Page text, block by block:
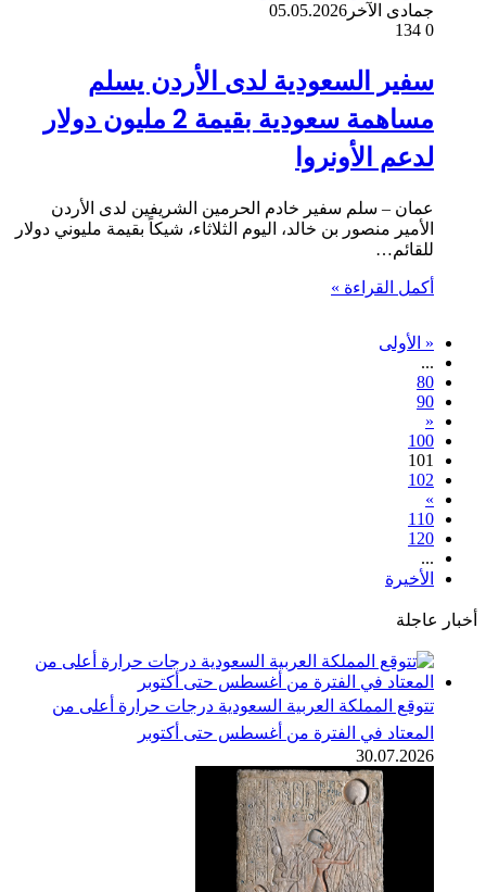
جمادى الآخر 05.05.2026
0
سفير السعودية لدى الأردن يسلم
مساهمة سعودية بقيمة 2 مليون دولار
لدعم الأونروا
عمان – سلم سفير خادم الحرمين الشريفين لدى الأردن
الأمير منصور بن خالد، اليوم الثلاثاء، شيكاً بقيمة مليوني دولار
للقائم…
أكمل القراءة »
« الأولى
...
80
90
«
100
101
102
»
110
120
...
الأخيرة
أخبار عاجلة
تتوقع المملكة العربية السعودية درجات حرارة أعلى من
المعتاد في الفترة من أغسطس حتى أكتوبر
30.07.2026